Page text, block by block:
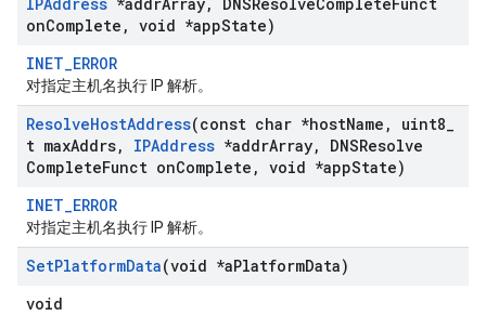
onComplete , void *appState)
INET_ERROR
对指定主机名执行 IP 解析。
ResolveHostAddress(const char *hostName , uint8
t maxAddrs, IPAddress *addrArray,
DNSResolve
CompleteFunct onComplete , void *appState)
INET_ERROR
对指定主机名执行 IP 解析。
SetPlatformData(void *aPlatformData)
void